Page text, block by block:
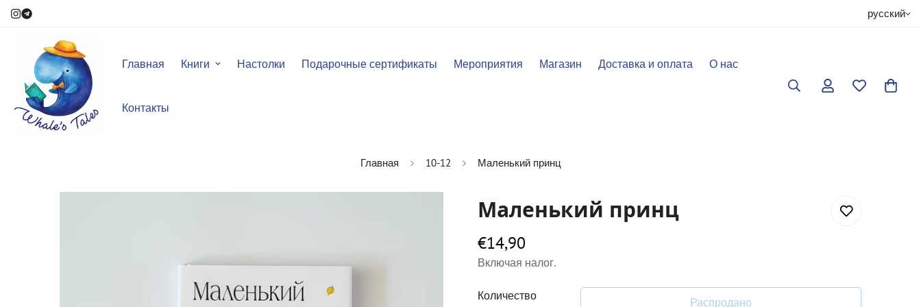
русский
Главная Книги Настолки Подарочные сертификаты Мероприятия Магазин Доставка и оплата О нас
Контакты
Главная 10-12 Маленький принц
Маленький принц
Обычная
цена
€14,90
Включая налог.
Количество Распродано